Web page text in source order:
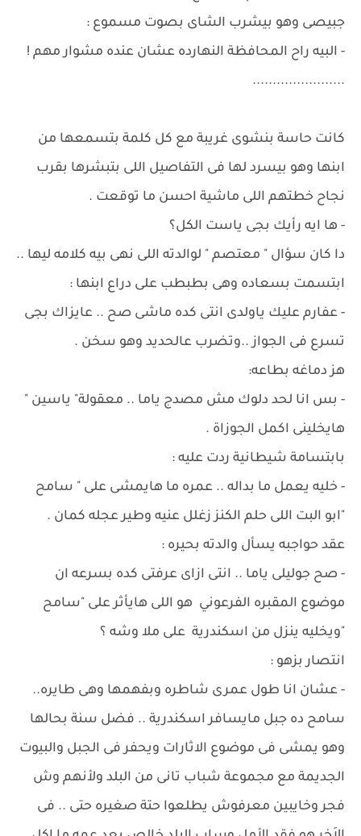
جبيصى وهو بيشرب الشاى بصوت مسموع :
- البيه راح المحافظة النهارده عشان عنده مشوار مهم !
.......................
كانت حاسة بنشوى غريبة مع كل كلمة بتسمعها من
ابنها وهو بيسرد لها فى التفاصيل اللى بتبشرها بقرب
نجاح خطتهم اللى ماشية احسن ما توقعت .
- ها ايه رأيك بجى ياست الكل؟
دا كان سؤال " معتصم " لوالدته اللى نهى بيه كلامه ليها ..
ابتسمت بسعاده وهى بطبطب على دراع ابنها :
- عفارم عليك ياولدى انتى كده ماشى صح .. عايزاك بجى
تسرع فى الجواز ..وتضرب عالحديد وهو سخن .
هز دماغه بطاعه:
- بس انا لحد دلوك مش مصدج ياما .. معقولة" ياسين "
هايخلينى اكمل الجوزاة .
بابتسامة شيطانية ردت عليه :
- خليه يعمل ما بداله .. عمره ما هايمشى على " سامح
"ابو البت اللى حلم الكنز زغلل عنيه وطير عجله كمان .
عقد حواجبه يسأل والدته بحيره :
- صح جوليلى ياما .. انتى ازاى عرفتى كده بسرعه ان
موضوع المقبره الفرعوني هو اللى هايأثر على "سامح
"ويخليه ينزل من اسكندرية على ملا وشه ؟
انتصار بزهو :
- عشان انا طول عمرى شاطره وبفهمها وهى طايره..
سامح ده جبل مايسافر اسكندرية .. فضل سنة بحالها
وهو يمشى فى موضوع الاثارات ويحفر فى الجبل والبيوت
الجديمة مع مجموعة شباب تانى من البلد ولأنهم وش
فجر وخايبين معرفوش يطلعوا حتة صغيره حتى .. فى